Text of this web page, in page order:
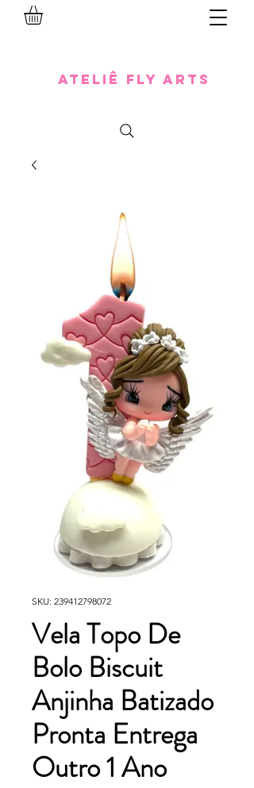
Ateliê Fly Arts
SKU: 239412798072
Vela Topo De
Bolo Biscuit
Anjinha Batizado
Pronta Entrega
Outro 1 Ano